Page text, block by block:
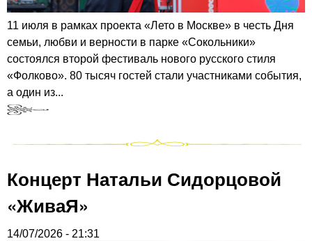
11 июля в рамках проекта «Лето в Москве» в честь Дня
семьи, любви и верности в парке «Сокольники»
состоялся второй фестиваль нового русского стиля
«Фолково». 80 тысяч гостей стали участниками события,
а один из...
Концерт Натальи Сидорцовой
«ЖиваЯ»
14/07/2026 - 21:31